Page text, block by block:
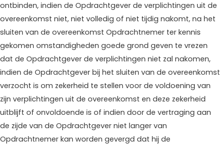
ontbinden, indien de Opdrachtgever de verplichtingen uit de
overeenkomst niet, niet volledig of niet tijdig nakomt, na het
sluiten van de overeenkomst Opdrachtnemer ter kennis
gekomen omstandigheden goede grond geven te vrezen
dat de Opdrachtgever de verplichtingen niet zal nakomen,
indien de Opdrachtgever bij het sluiten van de overeenkomst
verzocht is om zekerheid te stellen voor de voldoening van
zijn verplichtingen uit de overeenkomst en deze zekerheid
uitblijft of onvoldoende is of indien door de vertraging aan
de zijde van de Opdrachtgever niet langer van
Opdrachtnemer kan worden gevergd dat hij de